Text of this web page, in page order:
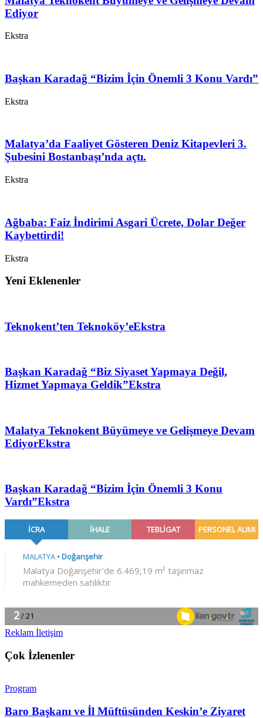
Ediyor
Ekstra
Başkan Karadağ “Bizim İçin Önemli 3 Konu Vardı”
Ekstra
Malatya’da Faaliyet Gösteren Deniz Kitapevleri 3.
Şubesini Bostanbaşı’nda açtı.
Ekstra
Ağbaba: Faiz İndirimi Asgari Ücrete, Dolar Değer
Kaybettirdi!
Ekstra
Yeni Eklenenler
Teknokent’ten Teknoköy’eEkstra
Başkan Karadağ “Biz Siyaset Yapmaya Değil,
Hizmet Yapmaya Geldik”Ekstra
Malatya Teknokent Büyümeye ve Gelişmeye Devam
EdiyorEkstra
Başkan Karadağ “Bizim İçin Önemli 3 Konu
Vardı”Ekstra
Reklam İletişim
Çok İzlenenler
Program
Baro Başkanı ve İl Müftüsünden Keskin’e Ziyaret